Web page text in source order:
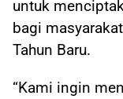
untuk
bagi
Tahun Baru.
“Kami ingin